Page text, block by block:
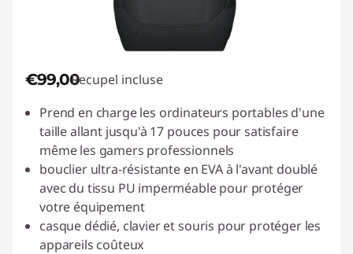
€99,00Recupel incluse
Prend en charge les ordinateurs portables d'une
taille allant jusqu'à 17 pouces pour satisfaire
même les gamers professionnels
bouclier ultra-résistante en EVA à l'avant doublé
avec du tissu PU imperméable pour protéger
votre équipement
casque dédié, clavier et souris pour protéger les
appareils coûteux